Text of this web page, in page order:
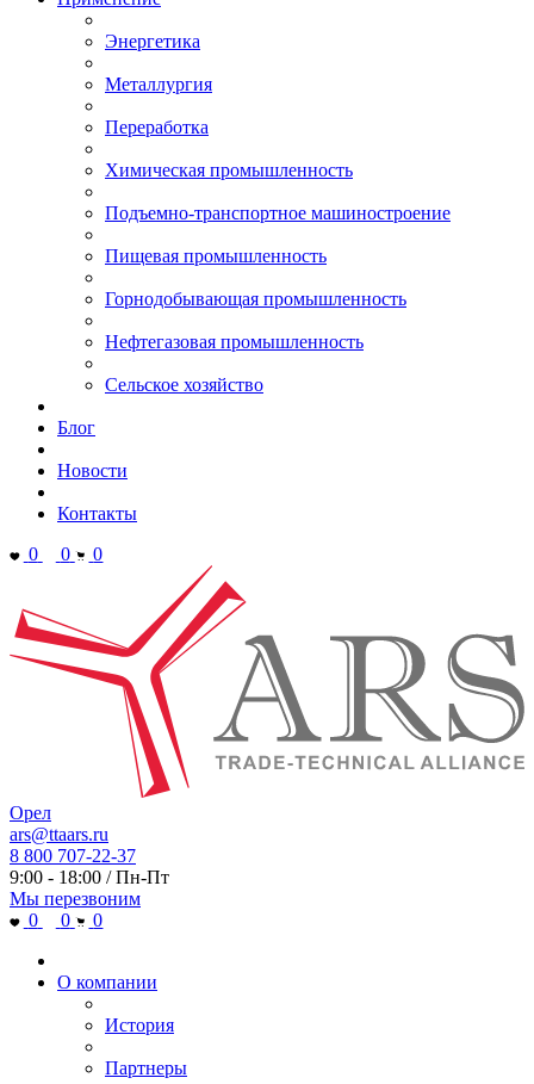
Энергетика
Металлургия
Переработка
Химическая промышленность
Подъемно-транспортное машиностроение
Пищевая промышленность
Горнодобывающая промышленность
Нефтегазовая промышленность
Сельское хозяйство
Блог
Новости
Контакты
0
0 0
Орел
ars@ttaars.ru
8 800 707-22-37
9:00 - 18:00 / Пн-Пт
Мы перезвоним
0
0 0
О компании
История
Партнеры